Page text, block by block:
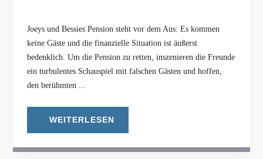
Joeys und Bessies Pension steht vor dem Aus: Es kommen
keine Gäste und die finanzielle Situation ist äußerst
bedenklich. Um die Pension zu retten, inszenieren die Freunde
ein turbulentes Schauspiel mit falschen Gästen und hoffen,
den berühmten ...
WEITERLESEN